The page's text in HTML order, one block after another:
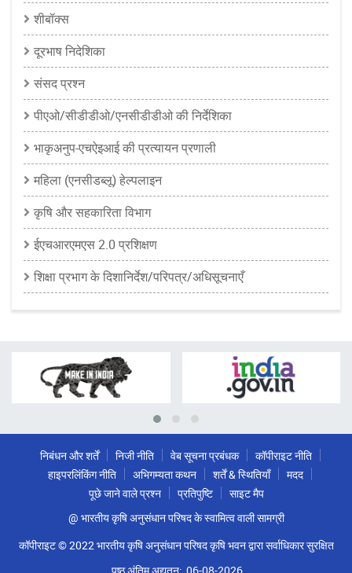
शीबॉक्स
दूरभाष निदेशिका
संसद प्रश्न
पीएओ/सीडीडीओ/एनसीडीडीओ की निर्देशिका
भाकृअनुप-एचऐइआई की प्रत्यायन प्रणाली
महिला (एनसीडब्लू) हेल्पलाइन
कृषि और सहकारिता विभाग
ईएचआरएमएस 2.0 प्रशिक्षण
शिक्षा प्रभाग के दिशानिर्देश/परिपत्र/अधिसूचनाएँ
निबंधन और शर्तें निजी नीति वेब सूचना प्रबंधक
कॉपीराइट नीति
हाइपरलिंकिंग नीति
अभिगम्यता कथन शर्तें & स्थितियाँ
मदद
पूछे जाने वाले प्रश्न
प्रतिपुष्टि
साइट मैप
@ भारतीय कृषि अनुसंधान परिषद के स्वामित्व वाली सामग्री
कॉपीराइट © 2022 भारतीय कृषि अनुसंधान परिषद कृषि भवन द्वारा सर्वाधिकार सुरक्षित